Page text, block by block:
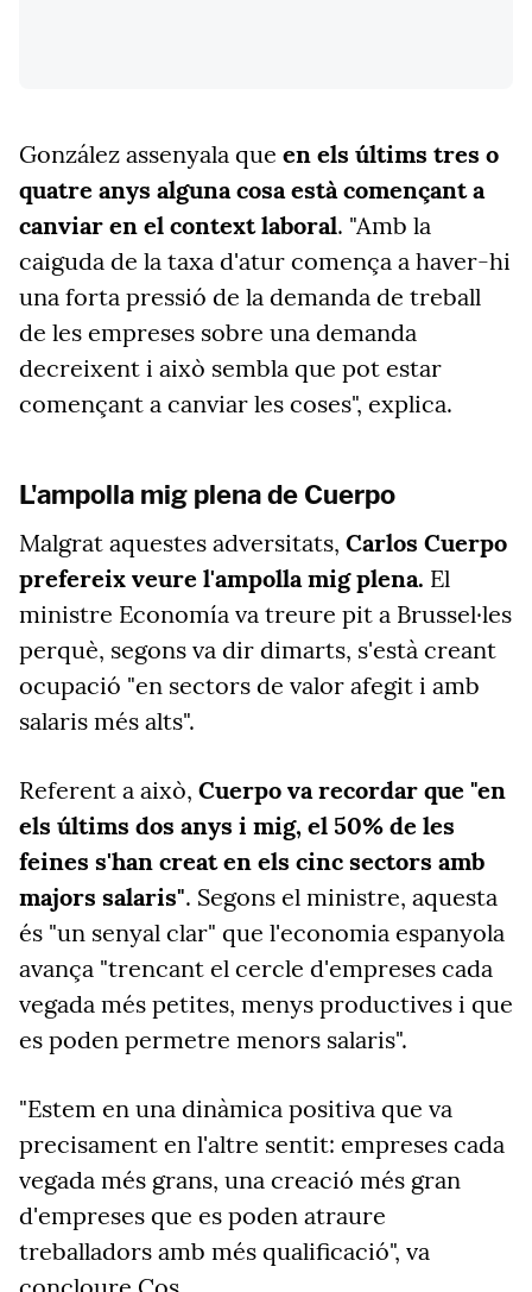
González assenyala que en els últims tres o
quatre anys alguna cosa està començant a
canviar en el context laboral. "Amb la
caiguda de la taxa d'atur comença a haver-hi
una forta pressió de la demanda de treball
de les empreses sobre una demanda
decreixent i això sembla que pot estar
començant a canviar les coses", explica.
L'ampolla mig plena de Cuerpo
Malgrat aquestes adversitats, Carlos Cuerpo
prefereix veure l'ampolla mig plena. El
ministre Economía va treure pit a Brussel·les
perquè, segons va dir dimarts, s'està creant
ocupació "en sectors de valor afegit i amb
salaris més alts".
Referent a això, Cuerpo va recordar que "en
els últims dos anys i mig, el 50% de les
feines s'han creat en els cinc sectors amb
majors salaris". Segons el ministre, aquesta
és "un senyal clar" que l'economia espanyola
avança "trencant el cercle d'empreses cada
vegada més petites, menys productives i que
es poden permetre menors salaris".
"Estem en una dinàmica positiva que va
precisament en l'altre sentit: empreses cada
vegada més grans, una creació més gran
d'empreses que es poden atraure
treballadors amb més qualificació", va